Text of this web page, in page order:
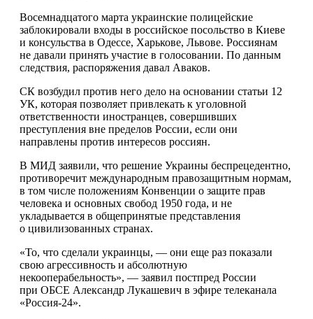
Восемнадцатого марта украинские полицейские
заблокировали входы в российское посольство в Киеве
и консульства в Одессе, Харькове, Львове. Россиянам
не давали принять участие в голосовании. По данным
следствия, распоряжения давал Аваков.
СК возбудил против него дело на основании статьи 12
УК, которая позволяет привлекать к уголовной
ответственности иностранцев, совершивших
преступления вне пределов России, если они
направлены против интересов россиян.
В МИД заявили, что решение Украины беспрецедентно,
противоречит международным правозащитным нормам,
в том числе положениям Конвенции о защите прав
человека и основных свобод 1950 года, и не
укладывается в общепринятые представления
о цивилизованных странах.
«То, что сделали украинцы, — они еще раз показали
свою агрессивность и абсолютную
некооперабельность», — заявил постпред России
при ОБСЕ Александр Лукашевич в эфире телеканала
«Россия-24».